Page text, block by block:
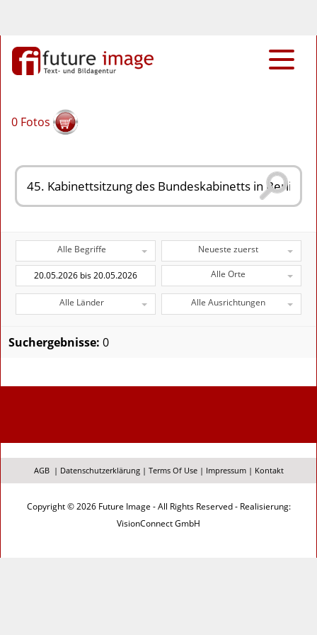
0 Fotos
Alle Begriffe Neueste zuerst
Alle Orte
Alle Länder Alle Ausrichtungen
Suchergebnisse: 0
AGB | Datenschutzerklärung| Terms Of Use| Impressum| Kontakt
Copyright © 2026 Future Image - All Rights Reserved - Realisierung:
VisionConnect GmbH